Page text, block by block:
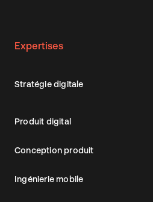
Expertises
Stratégie digitale
Produit digital
Conception produit
Ingénierie mobile